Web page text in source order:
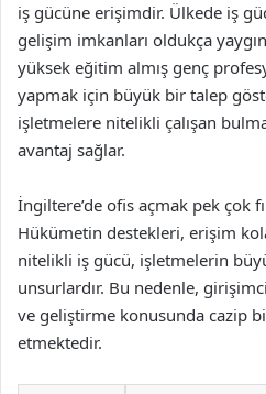
iş gücüne erişimdir. Ülkede iş
gelişim imkanları oldukça
yüksek eğitim almış genç
yapmak için büyük bir talep
işletmelere nitelikli çalışan
avantaj sağlar.
İngiltere’de ofis açmak pek çok
Hükümetin destekleri, erişim
nitelikli iş gücü, işletmelerin
unsurlardır. Bu nedenle,
ve geliştirme konusunda cazip
etmektedir.